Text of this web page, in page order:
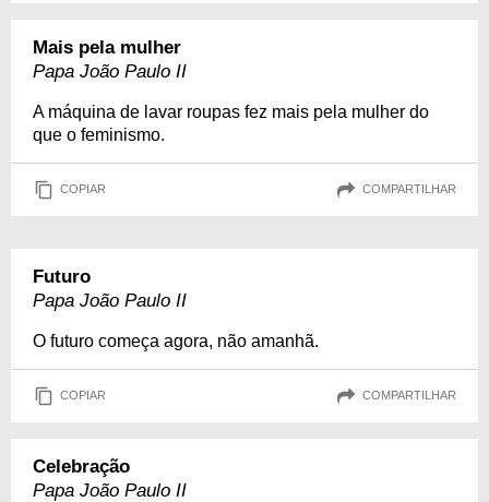
Mais pela mulher
Papa João Paulo II
A máquina de lavar roupas fez mais pela mulher do
que o feminismo.
COPIAR COMPARTILHAR
Futuro
Papa João Paulo II
O futuro começa agora, não amanhã.
COPIAR COMPARTILHAR
Celebração
Papa João Paulo II